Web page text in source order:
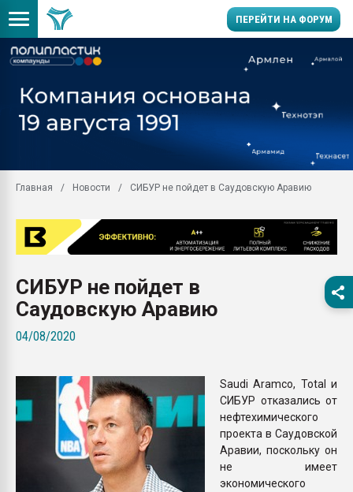
ПЕРЕЙТИ НА ФОРУМ
производство SPC
заводу пластмасс"
Помощь в подборе
Вакуум-формовочные
ближайшее
Подмосковье, Москва
первый план в
бутылок
ПЕРЕЙТИ НА
Главная Новости СИБУР не пойдет в Саудовскую Аравию
СИБУР не пойдет в
Саудовскую Аравию
04/08/2020
Saudi Aramco, Total и
СИБУР отказались от
нефтехимического
проекта в Саудовской
Аравии, поскольку он
не имеет
экономического